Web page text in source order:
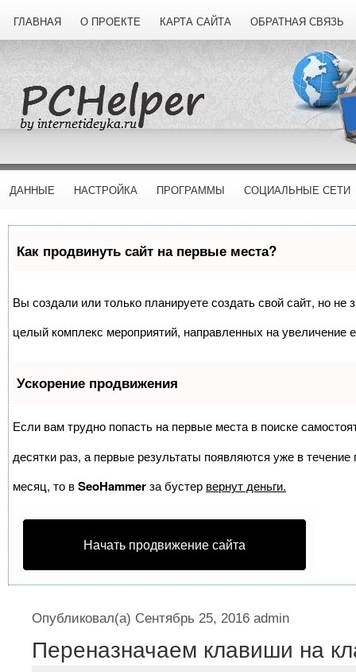
ГЛАВНАЯ О ПРОЕКТЕ КАРТА САЙТА ОБРАТНАЯ СВЯЗЬ
ДАННЫЕ НАСТРОЙКА ПРОГРАММЫ СОЦИАЛЬНЫЕ СЕТИ
Как продвинуть сайт на первые места?
Вы создали или только планируете создать свой сайт, но не
целый комплекс мероприятий, направленных на увеличение
Ускорение продвижения
Если вам трудно попасть на первые места в поиске
десятки раз, а первые результаты появляются уже в
месяц, то вSeoHammerза бустер вернут деньги.
Начать продвижение сайта
Опубликовал(а) Сентябрь 25, 2016 admin
Переназначаем клавиши на